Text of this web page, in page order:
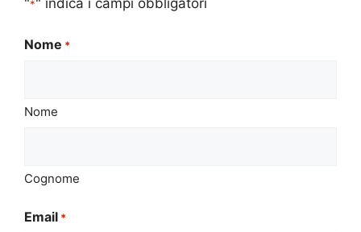
"*" indica i campi obbligatori
Nome *
Nome
Cognome
Email *